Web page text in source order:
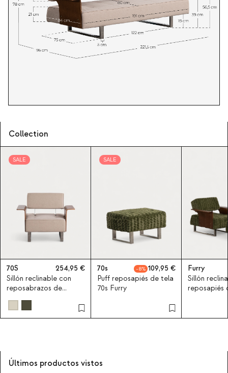
Collection
SALE
70S
254,95
Sillón reclinable con
reposabrazos de
madera y tela 70S
SALE
70s 8
109,95
Puff reposapiés de tela
70s Furry
Furry
Sillón
reposapiés
Últimos productos vistos